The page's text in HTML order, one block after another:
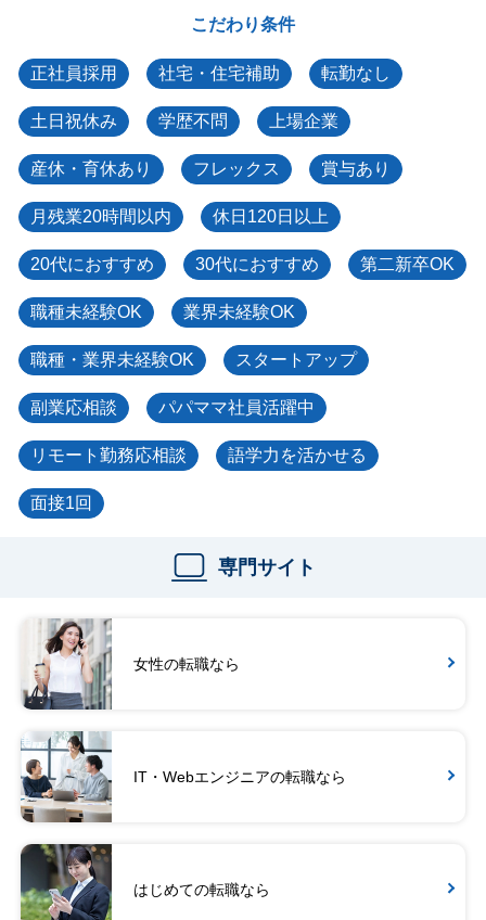
こだわり条件
正社員採用 社宅・住宅補助 転勤なし
土日祝休み 学歴不問 上場企業
産休・育休あり フレックス 賞与あり
月残業20時間以内 休日120日以上
20代におすすめ 30代におすすめ 第二新卒OK
職種未経験OK 業界未経験OK
職種・業界未経験OK スタートアップ
副業応相談 パパママ社員活躍中
リモート勤務応相談 語学力を活かせる
面接1回
専門サイト
女性の転職なら
IT・Webエンジニアの転職なら
はじめての転職なら